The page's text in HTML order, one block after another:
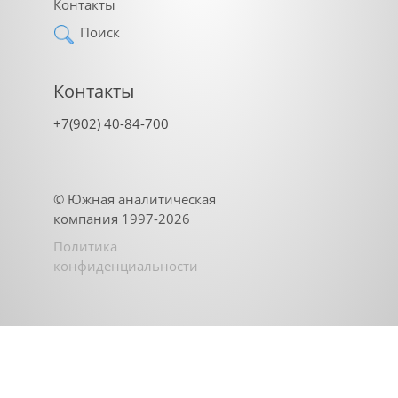
Контакты
Поиск
Контакты
+7(902) 40-84-700
© Южная аналитическая
компания 1997-2026
Политика
конфиденциальности